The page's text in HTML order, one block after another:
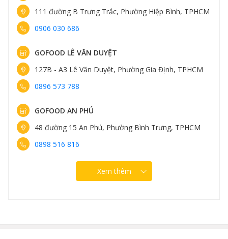
413 Thụy Khuê, Phường Tây Hồ, Hà Nội
0898 583 838
GOFOOD TRUNG KÍNH
161 Trung Kính, Phường Yên Hòa, Hà Nội
0898 582 828
GOFOOD NGUYỄN VĂN LỘC
96 Nguyễn Văn Lộc, Phường Hà Đông, Hà Nội
0889 307 308
Xem thêm